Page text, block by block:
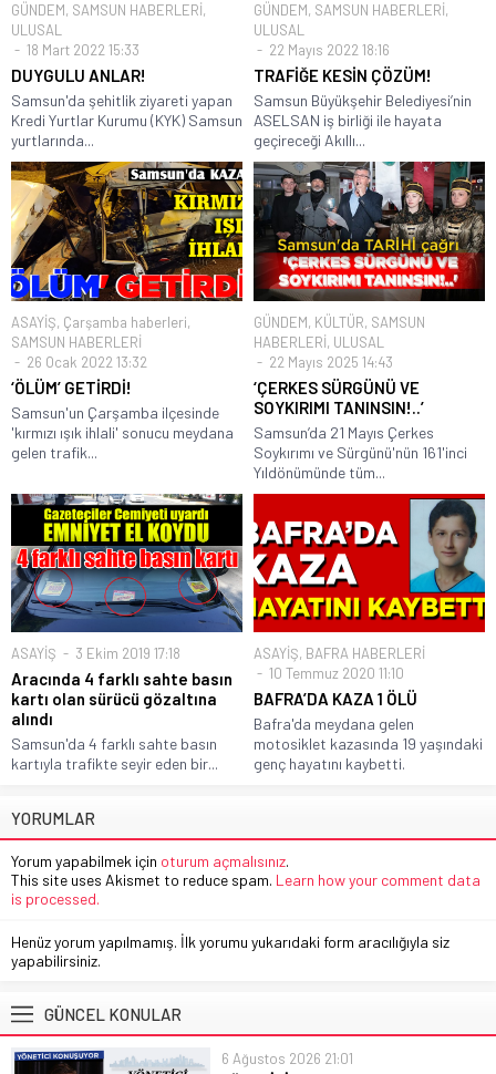
GÜNDEM, SAMSUN HABERLERİ,
ULUSAL
18 Mart 2022 15:33
DUYGULU ANLAR!
Samsun'da şehitlik ziyareti yapan
Kredi Yurtlar Kurumu (KYK) Samsun
yurtlarında...
GÜNDEM, SAMSUN HABERLERİ,
ULUSAL
22 Mayıs 2022 18:16
TRAFİĞE KESİN ÇÖZÜM!
Samsun Büyükşehir Belediyesi’nin
ASELSAN iş birliği ile hayata
geçireceği Akıllı...
ASAYİŞ, Çarşamba haberleri,
SAMSUN HABERLERİ
26 Ocak 2022 13:32
‘ÖLÜM’ GETİRDİ!
Samsun'un Çarşamba ilçesinde
'kırmızı ışık ihlali' sonucu meydana
gelen trafik...
GÜNDEM, KÜLTÜR, SAMSUN
HABERLERİ, ULUSAL
22 Mayıs 2025 14:43
‘ÇERKES SÜRGÜNÜ VE
SOYKIRIMI TANINSIN!..’
Samsun’da 21 Mayıs Çerkes
Soykırımı ve Sürgünü'nün 161'inci
Yıldönümünde tüm...
ASAYİŞ 3 Ekim 2019 17:18
Aracında 4 farklı sahte basın
kartı olan sürücü gözaltına
alındı
Samsun'da 4 farklı sahte basın
kartıyla trafikte seyir eden bir...
ASAYİŞ, BAFRA HABERLERİ
10 Temmuz 2020 11:10
BAFRA’DA KAZA 1 ÖLÜ
Bafra'da meydana gelen
motosiklet kazasında 19 yaşındaki
genç hayatını kaybetti.
YORUMLAR
Yorum yapabilmek için oturum açmalısınız.
This site uses Akismet to reduce spam. Learn how your comment data
is processed.
Henüz yorum yapılmamış. İlk yorumu yukarıdaki form aracılığıyla siz
yapabilirsiniz.
GÜNCEL KONULAR
6 Ağustos 2026 21:01